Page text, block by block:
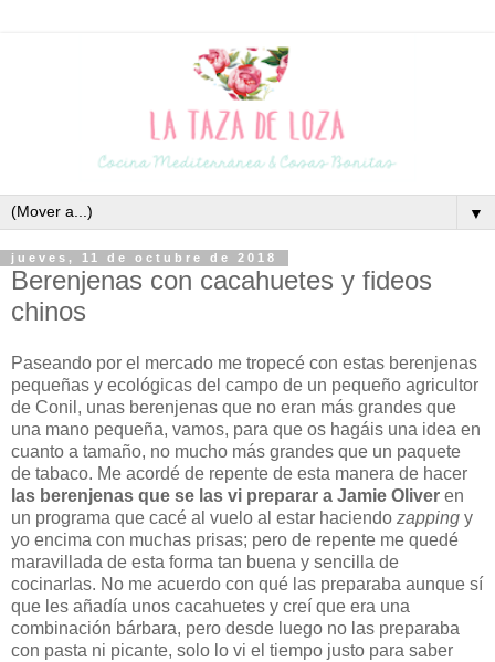
▼
jueves, 11 de octubre de 2018
Berenjenas con cacahuetes y fideos
chinos
Paseando por el mercado me tropecé con estas berenjenas
pequeñas y ecológicas del campo de un pequeño agricultor
de Conil, unas berenjenas que no eran más grandes que
una mano pequeña, vamos, para que os hagáis una idea en
cuanto a tamaño, no mucho más grandes que un paquete
de tabaco. Me acordé de repente de esta manera de hacer
las berenjenas que se las vi preparar a Jamie Oliver en
un programa que cacé al vuelo al estar haciendo zapping y
yo encima con muchas prisas; pero de repente me quedé
maravillada de esta forma tan buena y sencilla de
cocinarlas. No me acuerdo con qué las preparaba aunque sí
que les añadía unos cacahuetes y creí que era una
combinación bárbara, pero desde luego no las preparaba
con pasta ni picante, solo lo vi el tiempo justo para saber